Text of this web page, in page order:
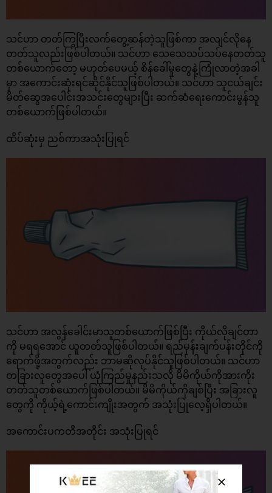
သင်ဟာ တတ်ကြွပြီးလက်တွေ့ဆန်တဲ့သူဖြစ်ကာ အလျင်လိုနေ
တတ်သူလည်းဖြစ်ပါတယ်။ သင်ဟာ သေသေသပ်သပ်နေတတ်သူ
တစ်ယောက်တော့ မဟုတ်ပေမယ့် စိန်ခေါ်မှုတွေနဲ့ကြုံလာတဲ့အခါ
မှာ အကောင်းဆုံးရင်ဆိုင်နိုင်သူဖြစ်ပါတယ်။ သင်ဟာ သူငယ်ချင်း
မိတ်ဆွေအပေါင်းအသင်းတွေများပြီး ဆက်ဆံရေးကောင်းမွန်သူ
တစ်ယောက်ဖြစ်ပါတယ်။
ထိပ်ဆုံးမှ ညစ်ကာအသုံးပြုရင်
သင်ဟာ အလွန်ခေါင်းမာသူတစ်ယောက်ဖြစ်ပြီး ကိုယ်လိုချင်တာ
ကို မရရအောင် ယူတတ်သူဖြစ်ပါတယ်။ ရည်မှန်းချက်ပန်းတိုင်ကို
ရောက်ဖို့အတွက်လည်း ဘာမဆိုလုပ်နိုင်သူဖြစ်ပါတယ်။ သင်ဟာ
တခြားလူတွေအပေါ် ယုံကြည်မှုနည်းသလို မိမိကိုယ်ကိုအားကိုး
တတ်သူတစ်ယောက်ဖြစ်ပါတယ်။ မိမိကိုယ်ကိုချစ်ပြီး အခြားလူ
တွေကို ကိုယ့်ရဲ့ကောင်းကျိုးအတွက် အသုံးပြုလေ့ရှိပါတယ်။
အကောင်းပကတိအတိုင်း အသုံးပြုရင်